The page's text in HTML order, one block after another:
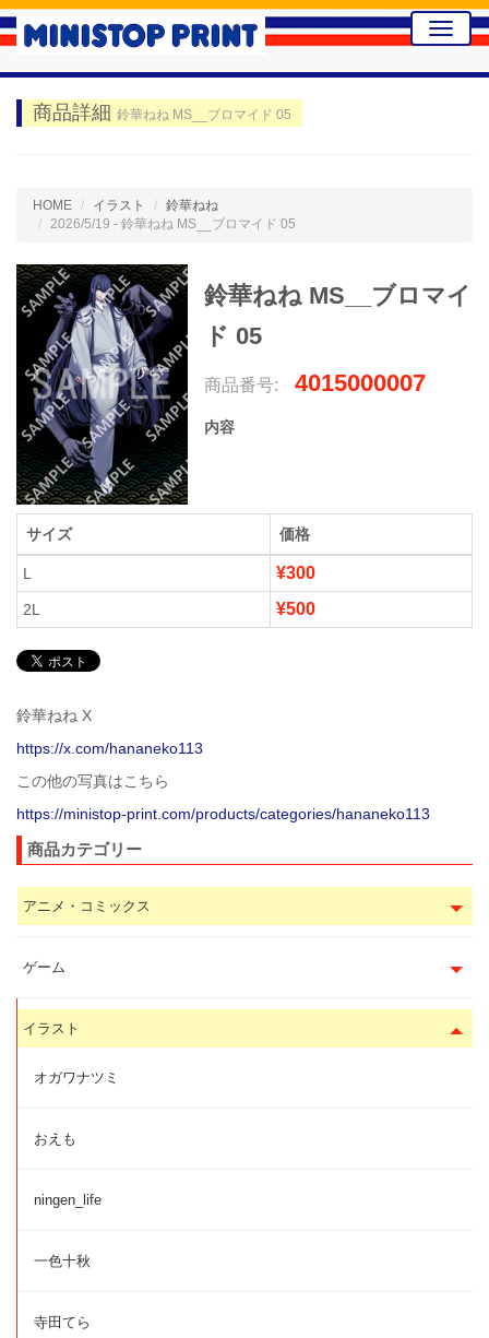
Toggle
商品詳細 鈴華ねね MS__ブロマイド 05
HOME イラスト
鈴華ねね
2026/5/19 - 鈴華ねね MS__ブロマイド 05
鈴華ねね MS__ブロマイ
ド 05
商品番号: 4015000007
内容
サイズ 価格
L ¥300
2L ¥500
鈴華ねね X
https://x.com/hananeko113
この他の写真はこちら
https://ministop-print.com/products/categories/hananeko113
商品カテゴリー
アニメ・コミックス
ゲーム
イラスト
オガワナツミ
おえも
ningen_life
一色十秋
寺田てら